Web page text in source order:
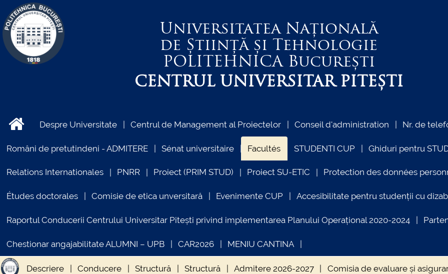
Universitatea Națională
de Știință și Tehnologie
POLITEHNICABucurești
CENTRUL UNIVERSITAR PITEȘTI
Despre Universitate Centrul de Management al Proiectelor Conseil d'administration Nr. de
Români de pretutindeni - ADMITERE Sénat universitaire Facultés STUDENTI CUP Ghiduri pentru
Relations Internationales PNRR Proiect (PRIM STUD) Proiect SU-ETIC Protection des données
Études doctorales Comisie de etica unversitară Evenimente CUP Accesibilitate pentru studenții cu
Raportul Conducerii Centrului Universitar Pitești privind implementarea Planului Operațional 2020-2024
Chestionar angajabilitate ALUMNI – UPB CAR2026 MENIU CANTINA
Descriere Conducere Structură Structură Admitere 2026-2027 Comisia de evaluare și